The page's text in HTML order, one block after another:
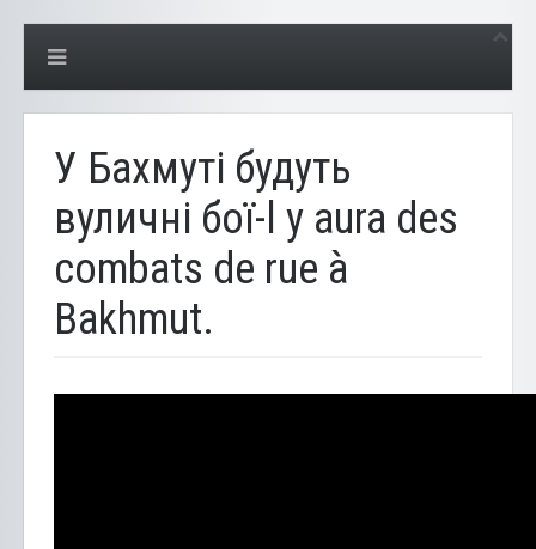
У Бахмуті будуть
вуличні бої-l y aura des
combats de rue à
Bakhmut.